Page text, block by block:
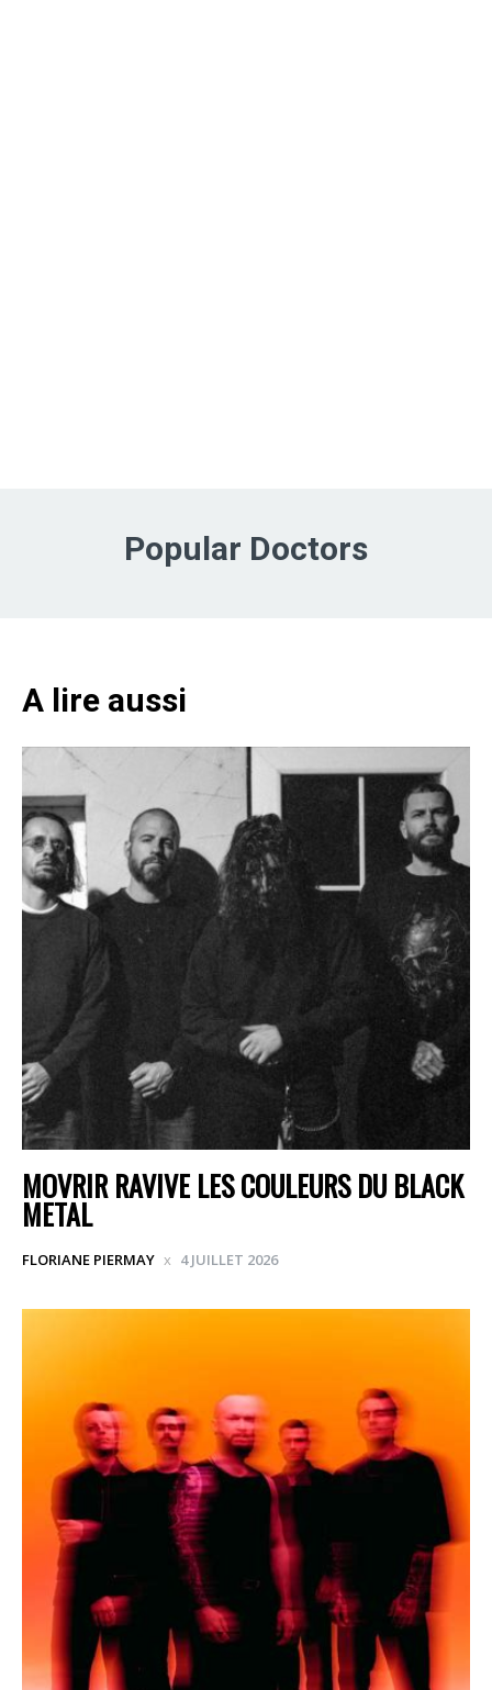
Popular Doctors
A lire aussi
MOVRIR RAVIVE LES COULEURS DU BLACK
METAL
FLORIANE PIERMAY 4 JUILLET 2026